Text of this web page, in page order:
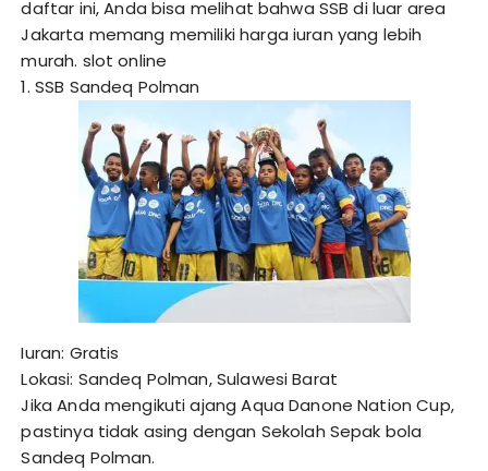
daftar ini, Anda bisa melihat bahwa SSB di luar area
Jakarta memang memiliki harga iuran yang lebih
murah. slot online
1. SSB Sandeq Polman
Iuran: Gratis
Lokasi: Sandeq Polman, Sulawesi Barat
Jika Anda mengikuti ajang Aqua Danone Nation Cup,
pastinya tidak asing dengan Sekolah Sepak bola
Sandeq Polman.